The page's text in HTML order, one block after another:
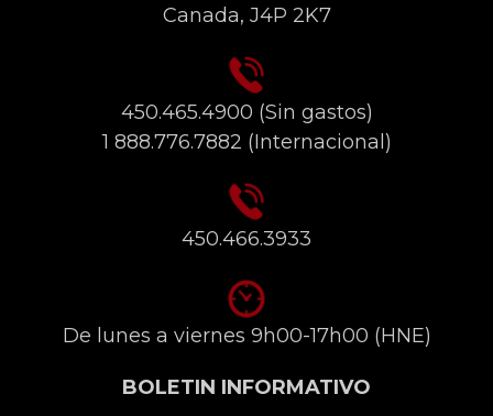
Canada, J4P 2K7
450.465.4900 (Sin gastos)
1 888.776.7882 (Internacional)
450.466.3933
De lunes a viernes 9h00-17h00 (HNE)
BOLETIN INFORMATIVO